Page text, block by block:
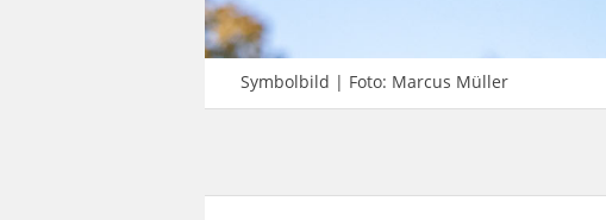
Symbolbild | Foto: Marcus Müller